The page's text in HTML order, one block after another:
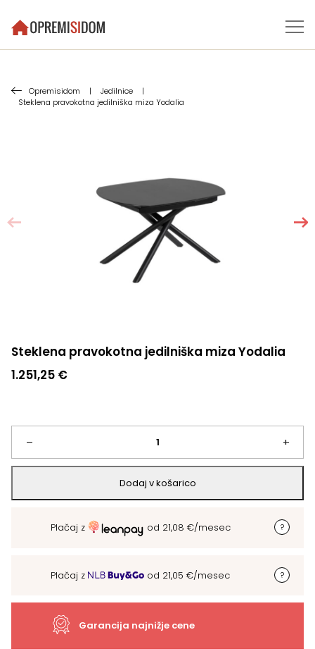
Opremisidom | Jedilnice
|
Steklena pravokotna jedilniška miza Yodalia
Steklena pravokotna jedilniška miza Yodalia
1.251,25 €
–
Steklena
pravokotna
jedilniška
+
Dodaj v košarico
Plačaj z od 21,08 €/mesec
Plačaj z od 21,05 €/mesec
Garancija najnižje cene